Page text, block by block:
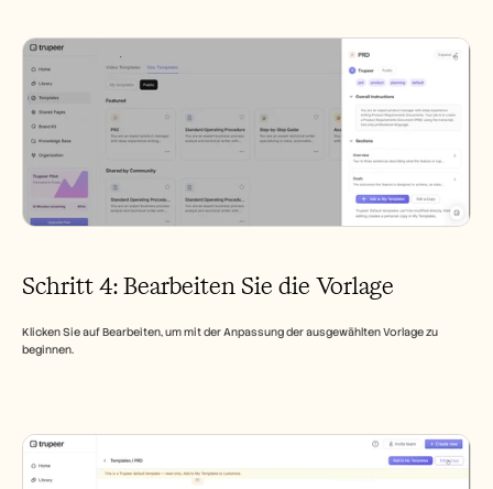
Schritt 4: Bearbeiten Sie die Vorlage
Klicken Sie auf Bearbeiten, um mit der Anpassung der ausgewählten Vorlage zu
beginnen.